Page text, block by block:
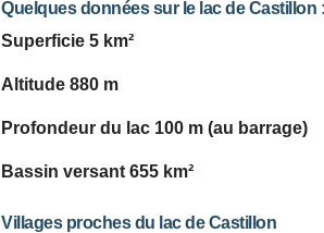
Quelques données sur le lac de Castillon :
Superficie 5 km²
Altitude 880 m
Profondeur du lac 100 m (au barrage)
Bassin versant 655 km²
Villages proches du lac de Castillon